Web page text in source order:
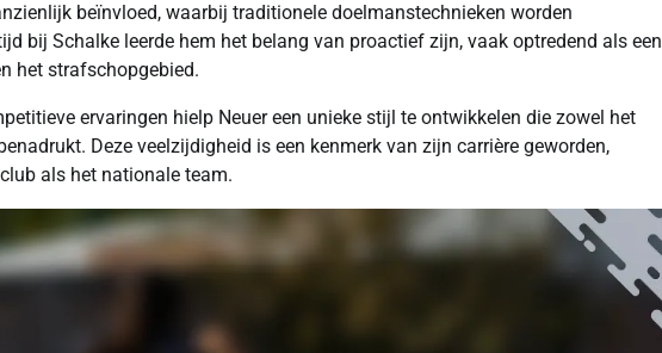
beïnvloed, waarbij traditionele doelmanstechnieken worden
bij Schalke leerde hem het belang van proactief zijn, vaak optredend als een
het strafschopgebied.
ervaringen hielp Neuer een unieke stijl te ontwikkelen die zowel het
Deze veelzijdigheid is een kenmerk van zijn carrière geworden,
als het nationale team.